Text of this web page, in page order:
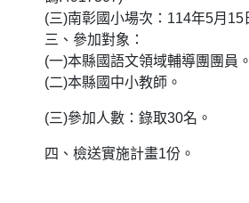
(三)南彰國小場次：114年5月
三、參加對象：
(一)本縣國語文領域輔導團團員。
(二)本縣國中小教師。
(三)參加人數：錄取30名。
四、檢送實施計畫1份。